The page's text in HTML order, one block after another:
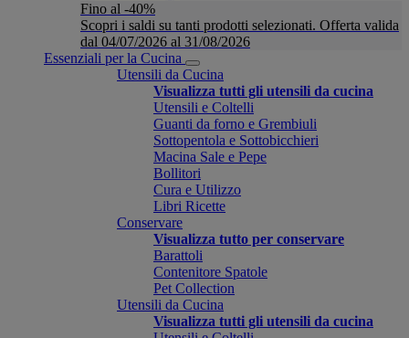
Fino al -40%
Scopri i saldi su tanti prodotti selezionati. Offerta valida
dal 04/07/2026 al 31/08/2026
Essenziali per la Cucina
Utensili da Cucina
Visualizza tutti gli utensili da cucina
Utensili e Coltelli
Guanti da forno e Grembiuli
Sottopentola e Sottobicchieri
Macina Sale e Pepe
Bollitori
Cura e Utilizzo
Libri Ricette
Conservare
Visualizza tutto per conservare
Barattoli
Contenitore Spatole
Pet Collection
Utensili da Cucina
Visualizza tutti gli utensili da cucina